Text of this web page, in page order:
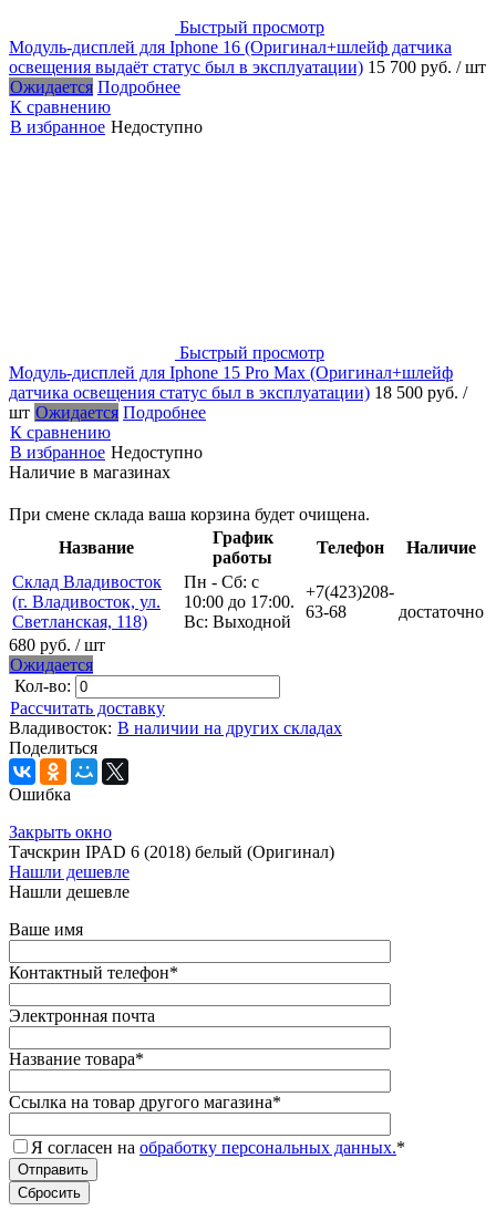
Быстрый просмотр
Модуль-дисплей для Iphone 16 (Оригинал+шлейф датчика
освещения выдаёт статус был в эксплуатации) 15 700 руб. / шт
Ожидается Подробнее
К сравнению
В избранное Недоступно
Быстрый просмотр
Модуль-дисплей для Iphone 15 Pro Max (Оригинал+шлейф
датчика освещения статус был в эксплуатации) 18 500 руб. /
шт Ожидается Подробнее
К сравнению
В избранное Недоступно
Наличие в магазинах
При смене склада ваша корзина будет очищена.
Название
График
работы
Телефон
Наличие
Склад Владивосток
(г. Владивосток, ул.
Светланская, 118)
Пн - Сб: с
10:00 до 17:00.
Вс: Выходной
+7(423)208-
63-68
достаточно
680 руб. / шт
Ожидается
Кол-во:
Рассчитать доставку
Владивосток: В наличии на других складах
Поделиться
Ошибка
Закрыть окно
Тачскрин IPAD 6 (2018) белый (Оригинал)
Нашли дешевле
Нашли дешевле
Ваше имя
Контактный телефон*
Электронная почта
Название товара*
Ссылка на товар другого магазина*
Я согласен на обработку персональных данных.*